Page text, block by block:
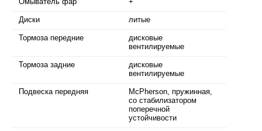
Диски литые
Тормоза передние
дисковые
вентилируемые
Тормоза задние
дисковые
вентилируемые
Подвеска передняя
McPherson, пружинная,
со стабилизатором
поперечной
устойчивости